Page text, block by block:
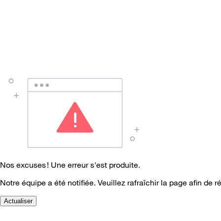
Nos excuses ! Une erreur s'est produite.
Notre équipe a été notifiée. Veuillez rafraîchir la page afin de
Actualiser